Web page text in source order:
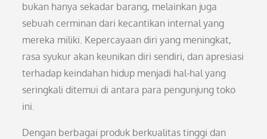
bukan hanya sekadar barang, melainkan juga
sebuah cerminan dari kecantikan internal yang
mereka miliki. Kepercayaan diri yang meningkat,
rasa syukur akan keunikan diri sendiri, dan apresiasi
terhadap keindahan hidup menjadi hal-hal yang
seringkali ditemui di antara para pengunjung toko
ini.
Dengan berbagai produk berkualitas tinggi dan